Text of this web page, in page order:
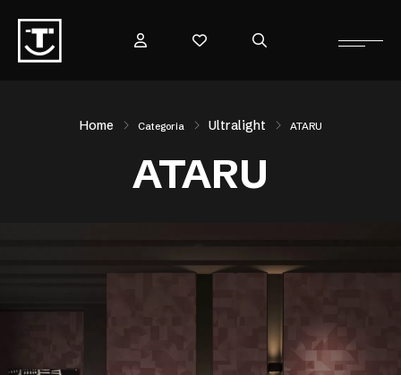
Home Categoria Ultralight ATARU
ATARU